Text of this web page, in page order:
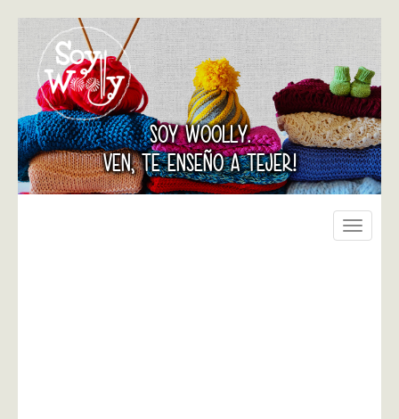
SOY WOOLLY.
VEN, TE ENSEÑO A TEJER!
Toggle